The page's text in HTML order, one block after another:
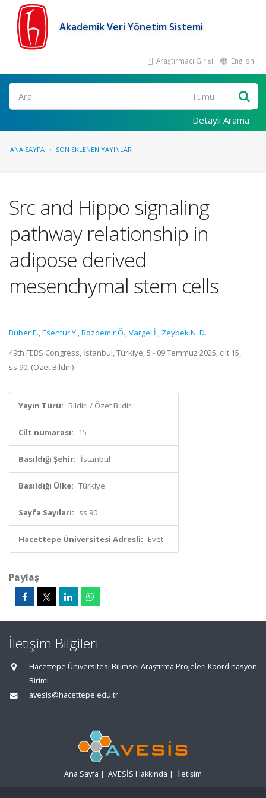
Akademik Veri Yönetim Sistemi
Araştırmacı Girişi English
Ara
Detaylı Arama
ANA SAYFA SON EKLENEN YAYINLAR
Src and Hippo signaling
pathway relationship in
adipose derived
mesenchymal stem cells
Büber E.,Esentur Y.,Bozdemir Ö.,Vargel İ., Zeybek N. D.
49th FEBS Congress, İstanbul, Türkiye, 5 - 09 Temmuz 2025, cilt.15,
ss.90, (Özet Bildiri)
Yayın Türü: Bildiri / Özet Bildiri
Cilt numarası: 15
Basıldığı Şehir: İstanbul
Basıldığı Ülke: Türkiye
Sayfa Sayıları: ss.90
Hacettepe Üniversitesi Adresli: Evet
Paylaş
İletişim Bilgileri
Hacettepe Üniversitesi Bilimsel Araştırma Projeleri Koordinasyon
Birimi
avesis@hacettepe.edu.tr
Ana Sayfa | AVESİS Hakkında | İletişim